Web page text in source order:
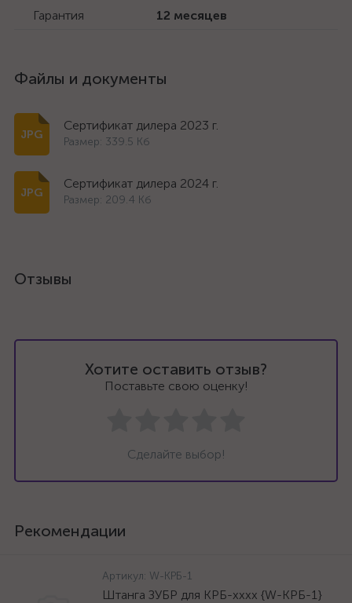
Гарантия 12 месяцев
Файлы и документы
Сертификат дилера 2023 г.
Размер: 339.5 Кб
Сертификат дилера 2024 г.
Размер: 209.4 Кб
Отзывы
Хотите оставить отзыв?
Поставьте свою оценку!
Сделайте выбор!
Рекомендации
Артикул: W-КРБ-1
Штанга ЗУБР для КРБ-хххх {W-КРБ-1}